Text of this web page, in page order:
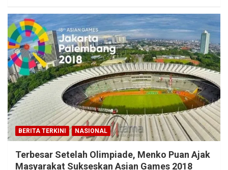
BERITA TERKINI NASIONAL
Terbesar Setelah Olimpiade, Menko Puan Ajak
Masyarakat Sukseskan Asian Games 2018